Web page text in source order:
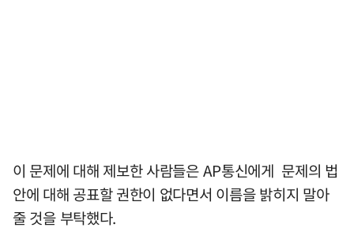
이 문제에 대해 제보한 사람들은 AP통신에게 문제의 법
안에 대해 공표할 권한이 없다면서 이름을 밝히지 말아
줄 것을 부탁했다.